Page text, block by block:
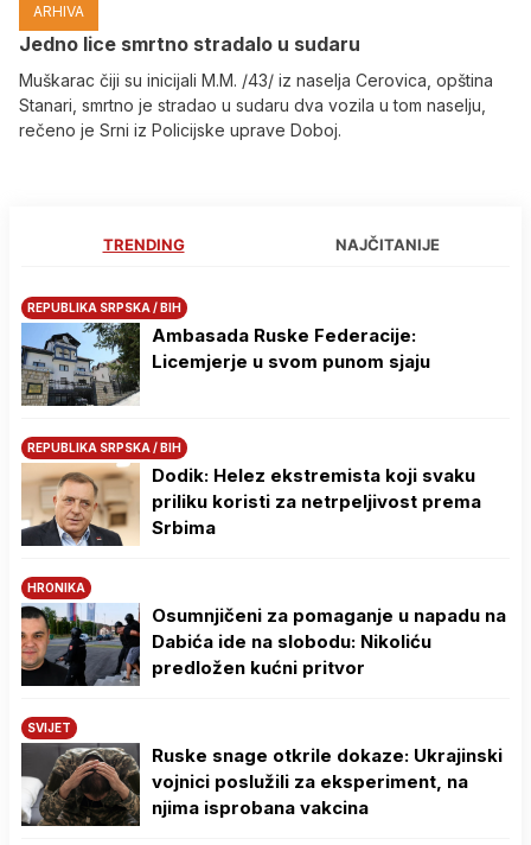
ARHIVA
Јedno lice smrtno stradalo u sudaru
Muškarac čiji su inicijali M.M. /43/ iz naselja Cerovica, opština
Stanari, smrtno je stradao u sudaru dva vozila u tom naselju,
rečeno je Srni iz Policijske uprave Doboj.
TRENDING NAJČITANIJE
REPUBLIKA SRPSKA / BIH
Ambasada Ruske Federacije:
Licemjerje u svom punom sjaju
REPUBLIKA SRPSKA / BIH
Dodik: Helez ekstremista koji svaku
priliku koristi za netrpeljivost prema
Srbima
HRONIKA
Osumnjičeni za pomaganje u napadu na
Dabića ide na slobodu: Nikoliću
predložen kućni pritvor
SVIJET
Ruske snage otkrile dokaze: Ukrajinski
vojnici poslužili za eksperiment, na
njima isprobana vakcina